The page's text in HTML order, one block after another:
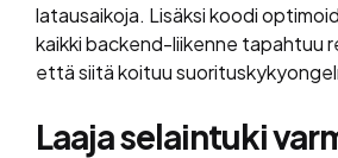
latausaikoja. Lisäksi koodi
kaikki backend-liikenne tapahtuu
että siitä koituu
Laaja selaintuki